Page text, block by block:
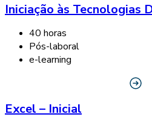
Iniciação às Tecnologias
40 horas
Pós-laboral
e-learning
Excel – Inicial